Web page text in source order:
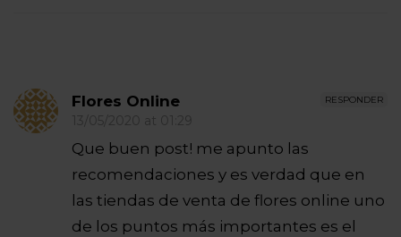
RESPONDER
Flores Online
13/05/2020 at 01:29
Que buen post! me apunto las
recomendaciones y es verdad que en
las tiendas de venta de flores online uno
de los puntos más importantes es el